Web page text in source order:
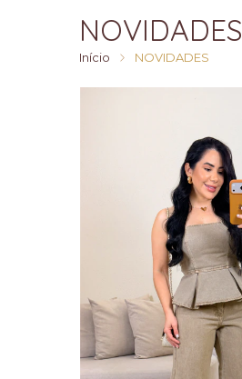
NOVIDADES
Início NOVIDADES